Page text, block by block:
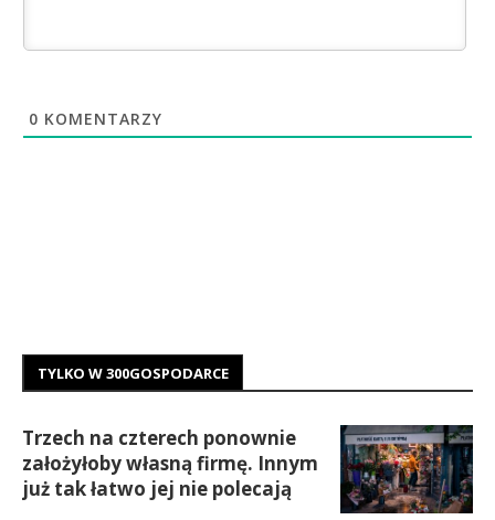
0 KOMENTARZY
TYLKO W 300GOSPODARCE
Trzech na czterech ponownie
założyłoby własną firmę. Innym
już tak łatwo jej nie polecają